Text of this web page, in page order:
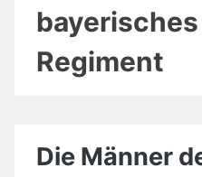
Regiment
Die Männer